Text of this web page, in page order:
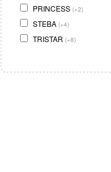
PRINCESS (+2)
STEBA (+4)
TRISTAR (+8)